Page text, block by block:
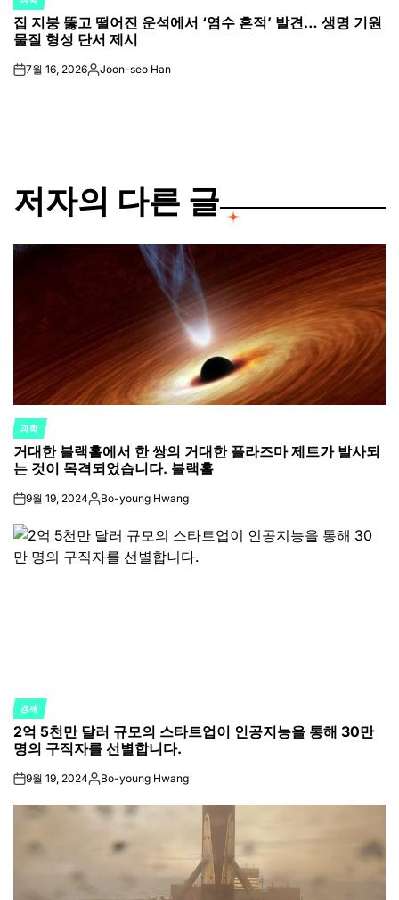
POSTED
IN
집 지붕 뚫고 떨어진 운석에서 ‘염수 흔적’ 발견… 생명 기원
물질 형성 단서 제시
on7월 16, 2026Posted
Joon-seo Han
저자의 다른 글
POSTED
IN
과학
거대한 블랙홀에서 한 쌍의 거대한 플라즈마 제트가 발사되
는 것이 목격되었습니다. 블랙홀
on9월 19, 2024Posted
Bo-young Hwang
POSTED
IN
경제
2억 5천만 달러 규모의 스타트업이 인공지능을 통해 30만
명의 구직자를 선별합니다.
on9월 19, 2024Posted
Bo-young Hwang